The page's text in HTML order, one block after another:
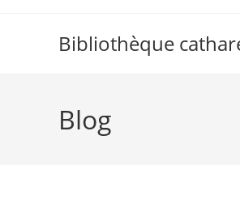
Bibliothèque
Blog